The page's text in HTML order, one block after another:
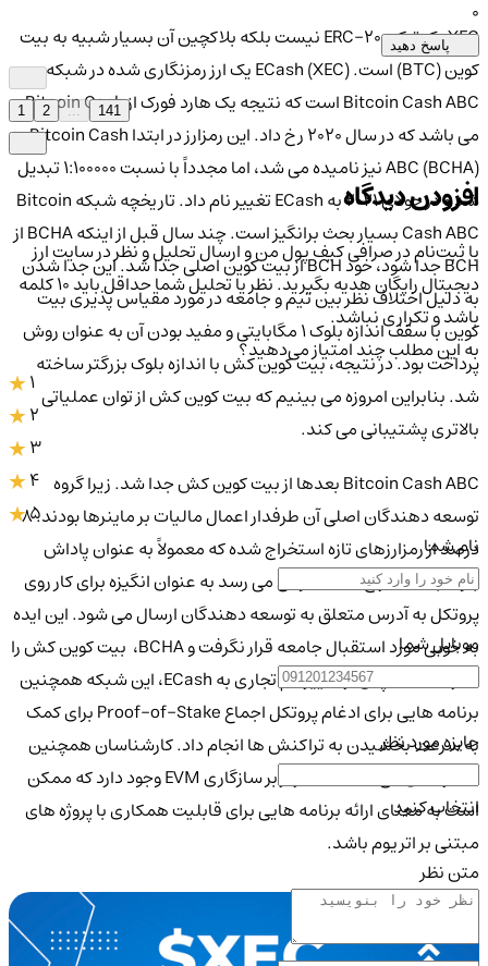
XEC یک توکن ERC-20 نیست بلکه بلاکچین آن بسیار شبیه به بیت
کوین (BTC) است. ECash (XEC) یک ارز رمزنگاری شده در شبکه
Bitcoin Cash ABC است که نتیجه یک هارد فورک از Bitcoin Cash
می باشد که در سال 2020 رخ داد. این رمزارز در ابتدا Bitcoin Cash
ABC (BCHA) نیز نامیده می شد، اما مجدداً با نسبت 1:100000 تبدیل
شد و در جولای 2021 به ECash تغییر نام داد. تاریخچه شبکه Bitcoin
Cash ABC بسیار بحث برانگیز است. چند سال قبل از اینکه BCHA از
BCH جدا شود، خود BCH از بیت کوین اصلی جدا شد. این جدا شدن
به دلیل اختلاف نظر بین تیم و جامعه در مورد مقیاس پذیری بیت
کوین با سقف اندازه بلوک 1 مگابایتی و مفید بودن آن به عنوان روش
پرداخت بود. در نتیجه، بیت کوین کش با اندازه بلوک بزرگتر ساخته
شد. بنابراین امروزه می بینیم که بیت کوین کش از توان عملیاتی
بالاتری پشتیبانی می کند.
Bitcoin Cash ABC بعدها از بیت کوین کش جدا شد. زیرا گروه
توسعه دهندگان اصلی آن طرفدار اعمال مالیات بر ماینرها بودند. 8
درصد از رمزارزهای تازه استخراج شده که معمولاً به عنوان پاداش
بلوک به استخراج کننده موفق می رسد به عنوان انگیزه برای کار روی
پروتکل به آدرس متعلق به توسعه دهندگان ارسال می شود. این ایده
به خوبی مورد استقبال جامعه قرار نگرفت و BCHA، بیت کوین کش را
کنار گذاشت. پس از تغییر نام تجاری به ECash، این شبکه همچنین
برنامه هایی برای ادغام پروتکل اجماع Proof-of-Stake برای کمک
به سرعت بخشیدن به تراکنش ها انجام داد. کارشناسان همچنین
خاطرنشان می کنند که تمرکز بر سازگاری EVM وجود دارد که ممکن
است به معنای ارائه برنامه هایی برای قابلیت همکاری با پروژه های
مبتنی بر اتریوم باشد.
پاسخ دهید
... 141
افزودن دیدگاه
با ثبت‌نام در صرافی کیف پول من و ارسال تحلیل و نظر در سایت ارز
دیجیتال رایگان هدیه بگیرید. نظر یا تحلیل شما حداقل باید ۱۰ کلمه
باشد و تکراری نباشد.
به این مطلب چند امتیاز می‌دهید؟
2
3
4
5
نام شما
موبایل شما
جایزه مورد نظر
انتخاب کنید
متن نظر